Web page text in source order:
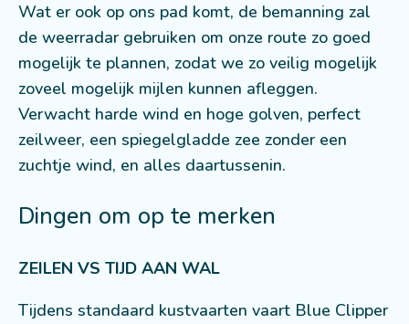
Wat er ook op ons pad komt, de bemanning zal
de weerradar gebruiken om onze route zo goed
mogelijk te plannen, zodat we zo veilig mogelijk
zoveel mogelijk mijlen kunnen afleggen.
Verwacht harde wind en hoge golven, perfect
zeilweer, een spiegelgladde zee zonder een
zuchtje wind, en alles daartussenin.
Dingen om op te merken
ZEILEN VS TIJD AAN WAL
Tijdens standaard kustvaarten vaart Blue Clipper